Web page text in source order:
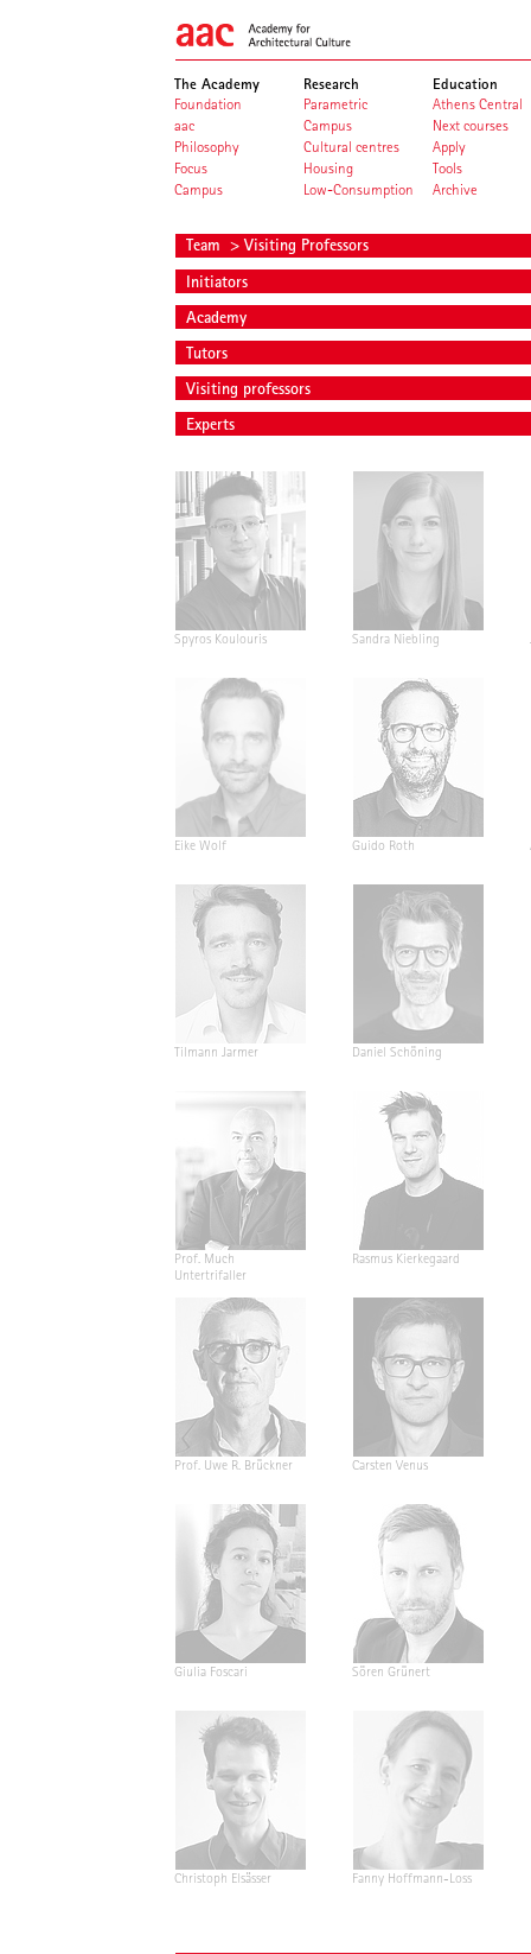
The Academy
Foundation
aac
Philosophy
Focus
Campus
Research
Parametric
Campus
Cultural centres
Housing
Low-Consumption
Education
Athens Central
Next courses
Apply
Tools
Archive
Team > Visiting Professors
Initiators
Academy
Tutors
Visiting professors
Experts
Spyros Koulouris Sandra Niebling
Eike Wolf Guido Roth
Tilmann Jarmer Daniel Schöning
Prof. Much
Untertrifaller
Rasmus Kierkegaard
Prof. Uwe R. Brückner Carsten Venus
Giulia Foscari Sören Grünert
Christoph Elsässer Fanny Hoffmann-Loss